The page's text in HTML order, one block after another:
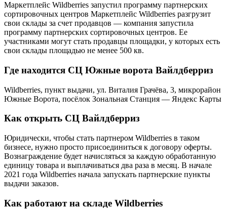
Маркетплейс Wildberries запустил программу партнерских
сортировочных центров Маркетплейс Wildberries разгрузит
свои склады за счет продавцов — компания запустила
программу партнерских сортировочных центров. Ее
участниками могут стать продавцы площадки, у которых есть
свои склады площадью не менее 500 кв.
Где находится СЦ Южные ворота Вайлдберриз
Wildberries, пункт выдачи, ул. Виталия Грачёва, 3, микрорайон
Южные Ворота, посёлок Зональная Станция — Яндекс Карты
Как открыть СЦ Вайлдберриз
Юридически, чтобы стать партнером Wildberries в таком
бизнесе, нужно просто присоединиться к договору оферты.
Вознаграждение будет начисляться за каждую обработанную
единицу товара и выплачиваться два раза в месяц. В начале
2021 года Wildberries начала запускать партнерские пункты
выдачи заказов.
Как работают на складе Wildberries